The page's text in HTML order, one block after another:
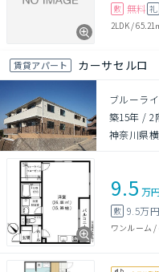
敷 無料 礼
2LDK/65.21
賃貸アパート カーサセルロ
ブルーラ
築15年 /2
神奈川県
9.5 万
敷 9.5万
ワンルーム /